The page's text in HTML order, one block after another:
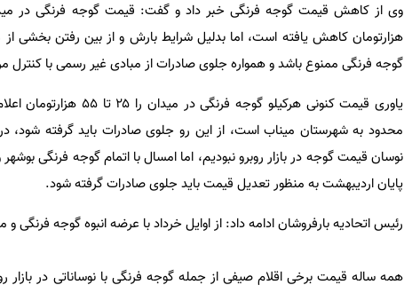
هزارتومان کاهش یافته است، اما بدلیل شرایط بارش و از بین رفتن بخشی
گوجه فرنگی ممنوع باشد و همواره جلوی صادرات از مبادی غیر رسمی با کنترل
یاوری قیمت کنونی هرکیلو
محدود به شهرستان میناب است، از این رو جلوی صادرات باید گرفته
نوسان قیمت گوجه در بازار روبرو نبودیم، اما امسال با اتمام گوجه فرنگی
پایان اردیبهشت به منظور تعدیل قیمت باید جلوی صادرات گرفته شود.
رئیس اتحادیه بارفروشان ادامه داد: از اوایل خرداد با عرضه انبوه گوجه فرنگی و
همه ساله قیمت برخی اقلام صیفی از جمله گوجه فرنگی با نوساناتی در